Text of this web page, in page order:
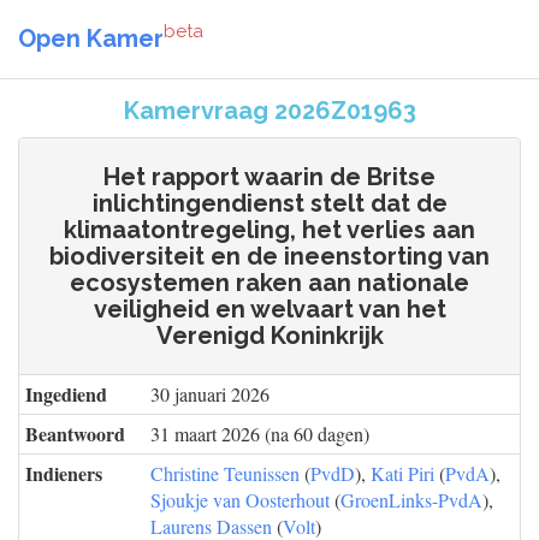
Open Kamerbeta
Kamervraag 2026Z01963
Het rapport waarin de Britse
inlichtingendienst stelt dat de
klimaatontregeling, het verlies aan
biodiversiteit en de ineenstorting van
ecosystemen raken aan nationale
veiligheid en welvaart van het
Verenigd Koninkrijk
Ingediend 30 januari 2026
Beantwoord 31 maart 2026 (na 60 dagen)
Indieners Christine Teunissen (PvdD), Kati Piri (PvdA),
Sjoukje van Oosterhout(GroenLinks-PvdA),
Laurens Dassen (Volt)